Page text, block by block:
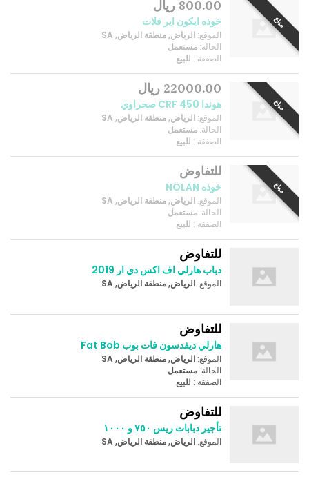
مباع
800.00 ريال
خوذه ايكون اير فلات
الموقع: الرياض, منطقة الرياض, SA
الحالة: مستعمل
الصفقة : للبيع
مباع
22000.00 ريال
هوندا CRF 450 صحراوي
الموقع: الرياض, منطقة الرياض, SA
الحالة: مستعمل
الصفقة : للبيع
مباع
للتفاوض
خوذه NOLAN
الموقع: الرياض, منطقة الرياض, SA
الحالة: مستعمل
الصفقة : للبيع
للتفاوض
دباب هارلي اف اكس دي ار 2019
الموقع: الرياض, منطقة الرياض, SA
للتفاوض
هارلي ديفدسون فات بوب Fat Bob
الموقع: الرياض, منطقة الرياض, SA
الحالة: مستعمل
الصفقة : للبيع
للتفاوض
تأجير دبابات ريس ٧٥٠ و ١٠٠٠
الموقع: الرياض, منطقة الرياض, SA